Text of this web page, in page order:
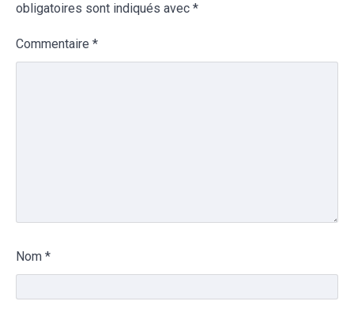
obligatoires sont indiqués avec *
Commentaire *
Nom *